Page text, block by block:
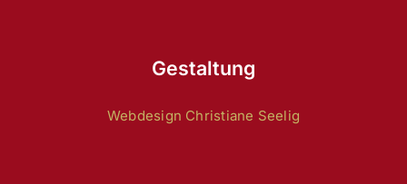
Gestaltung
Webdesign Christiane Seelig